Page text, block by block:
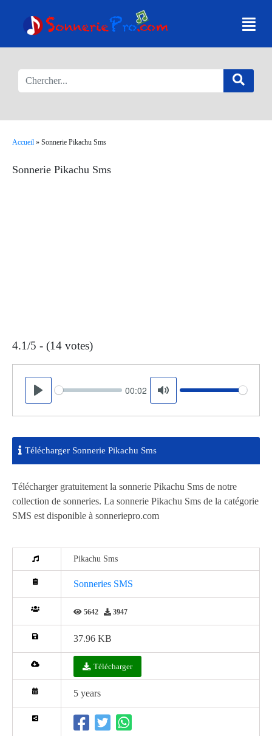
Accueil » Sonnerie Pikachu Sms
Sonnerie Pikachu Sms
4.1/5 - (14 votes)
Play
Seek 00:02
Mute
Volume
Télécharger Sonnerie Pikachu Sms
Télécharger gratuitement la sonnerie Pikachu Sms de notre
collection de sonneries. La sonnerie Pikachu Sms de la catégorie
SMS est disponible à sonneriepro.com
Pikachu Sms
Sonneries SMS
5642 3947
37.96 KB
Télécharger
5 years